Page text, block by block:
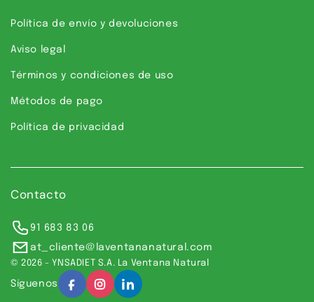
Política de envío y devoluciones
Aviso legal
Términos y condiciones de uso
Métodos de pago
Política de privacidad
Contacto
91 683 83 06
at_cliente@laventananatural.com
© 2026 - YNSADIET S.A. La Ventana Natural
Síguenos